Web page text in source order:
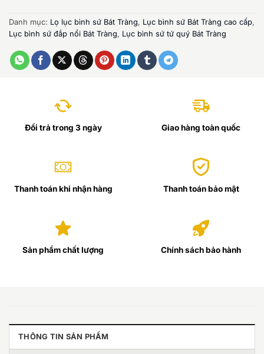
Danh mục: Lọ lục bình sứ Bát Tràng, Lục bình sứ Bát Tràng cao cấp,
Lục bình sứ đắp nổi Bát Tràng, Lục bình sứ tứ quý Bát Tràng
Đổi trả trong 3 ngày Giao hàng toàn quốc
Thanh toán khi nhận hàng Thanh toán bảo mật
Sản phẩm chất lượng Chính sách bảo hành
THÔNG TIN SẢN PHẨM